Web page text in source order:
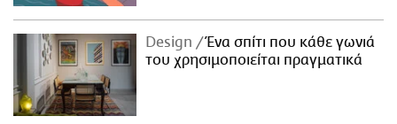
Design
Ένα σπίτι που κάθε γωνιά
του χρησιμοποιείται πραγματικά